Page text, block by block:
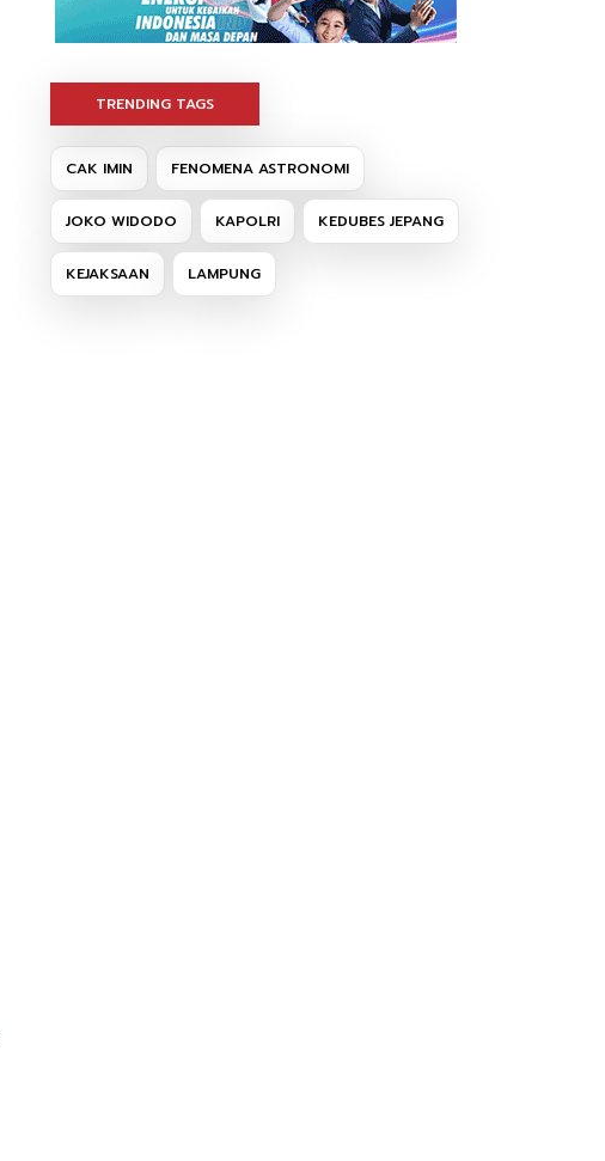
TRENDING TAGS
CAK IMIN FENOMENA ASTRONOMI
JOKO WIDODO KAPOLRI KEDUBES JEPANG
KEJAKSAAN LAMPUNG